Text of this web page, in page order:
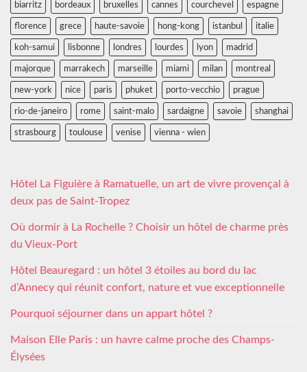
biarritz bordeaux bruxelles cannes courchevel espagne
florence grece haute-savoie hong-kong istanbul italie
koh-samui lisbonne londres lourdes lyon madrid
majorque marrakech marseille miami milan montreal
new-york nice paris phuket porto-vecchio prague
rio-de-janeiro rome saint-malo sardaigne savoie shanghai
strasbourg toulouse venise vienna - wien
Hôtel La Figuière à Ramatuelle, un art de vivre provençal à
deux pas de Saint-Tropez
Où dormir à La Rochelle ? Choisir un hôtel de charme près
du Vieux-Port
Hôtel Beauregard : un hôtel 3 étoiles au bord du lac
d’Annecy qui réunit confort, nature et vue exceptionnelle
Pourquoi séjourner dans un appart hôtel ?
Maison Elle Paris : un havre calme proche des Champs-
Élysées